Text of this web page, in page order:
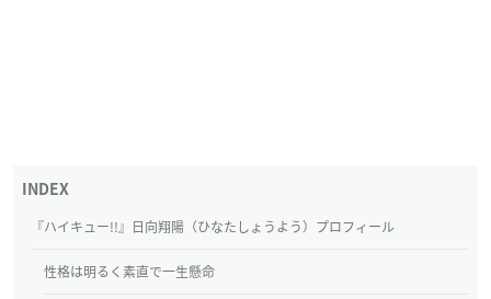
『ハイキュー!!』日向翔陽（ひなたしょうよう）プロフィール
性格は明るく素直で一生懸命